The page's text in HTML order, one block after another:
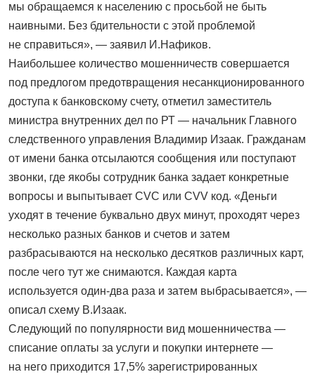
мы обращаемся к населению с просьбой не быть
наивными. Без бдительности с этой проблемой
не справиться», — заявил И.Нафиков.
Наибольшее количество мошенничеств совершается
под предлогом предотвращения несанкционированного
доступа к банковскому счету, отметил заместитель
министра внутренних дел по РТ — начальник Главного
следственного управления Владимир Изаак. Гражданам
от имени банка отсылаются сообщения или поступают
звонки, где якобы сотрудник банка задает конкретные
вопросы и выпытывает CVC или CVV код. «Деньги
уходят в течение буквально двух минут, проходят через
несколько разных банков и счетов и затем
разбрасываются на несколько десятков различных карт,
после чего тут же снимаются. Каждая карта
используется один-два раза и затем выбрасывается», —
описал схему В.Изаак.
Следующий по популярности вид мошенничества —
списание оплаты за услуги и покупки интернете —
на него приходится 17,5% зарегистрированных